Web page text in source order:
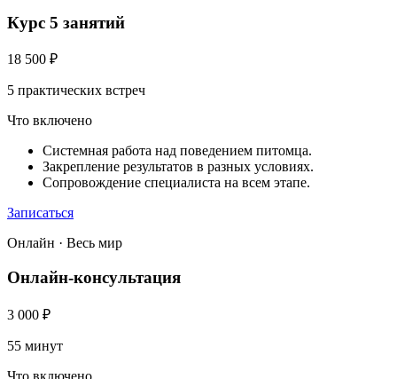
Курс 5 занятий
18 500 ₽
5 практических встреч
Что включено
Системная работа над поведением питомца.
Закрепление результатов в разных условиях.
Сопровождение специалиста на всем этапе.
Записаться
Онлайн · Весь мир
Онлайн-консультация
3 000 ₽
55 минут
Что включено